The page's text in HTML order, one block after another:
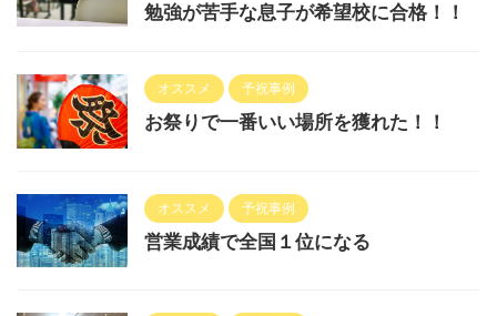
勉強が苦手な息子が希望校に合格！！
オススメ 予祝事例
お祭りで一番いい場所を獲れた！！
オススメ 予祝事例
営業成績で全国１位になる